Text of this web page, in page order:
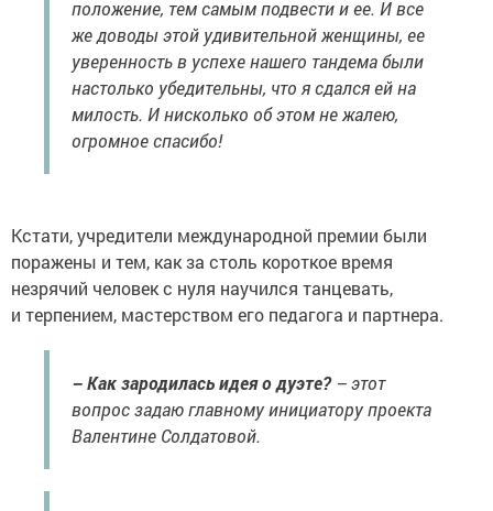
положение, тем самым подвести и ее. И все
же доводы этой удивительной женщины, ее
уверенность в успехе нашего тандема были
настолько убедительны, что я сдался ей на
милость. И нисколько об этом не жалею,
огромное спасибо!
Кстати, учредители международной премии были
поражены и тем, как за столь короткое время
незрячий человек с нуля научился танцевать,
и терпением, мастерством его педагога и партнера.
– Как зародилась идея о дуэте? – этот
вопрос задаю главному инициатору проекта
Валентине Солдатовой.